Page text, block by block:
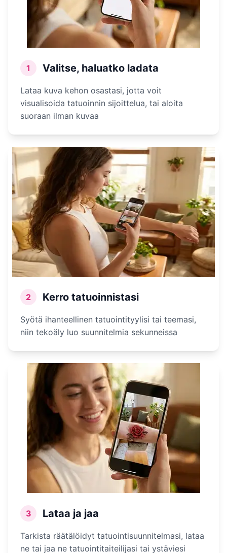
1 Valitse, haluatko ladata
Lataa kuva kehon osastasi, jotta voit
visualisoida tatuoinnin sijoittelua, tai aloita
suoraan ilman kuvaa
2 Kerro tatuoinnistasi
Syötä ihanteellinen tatuointityylisi tai teemasi,
niin tekoäly luo suunnitelmia sekunneissa
3 Lataa ja jaa
Tarkista räätälöidyt tatuointisuunnitelmasi, lataa
ne tai jaa ne tatuointitaiteilijasi tai ystäviesi